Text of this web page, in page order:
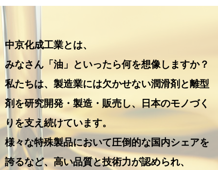
中京化成工業とは、
みなさん「油」といったら何を想像しますか？
私たちは、製造業には欠かせない潤滑剤と離型
剤を研究開発・製造・販売し、日本のモノづく
りを支え続けています。
様々な特殊製品において圧倒的な国内シェアを
誇るなど、高い品質と技術力が認められ、